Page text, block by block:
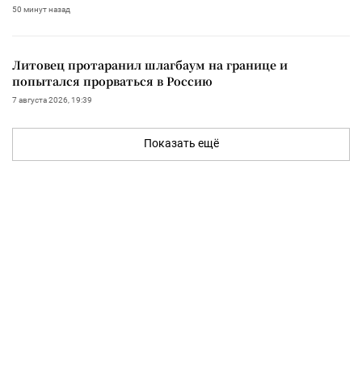
50 минут назад
Литовец протаранил шлагбаум на границе и
попытался прорваться в Россию
7 августа 2026, 19:39
Показать ещё